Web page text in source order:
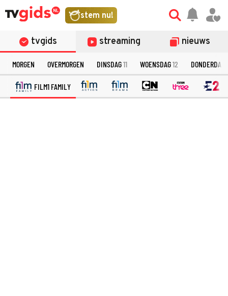
stem nu!
tvgids streaming nieuws
MORGEN OVERMORGEN DINSDAG11 WOENSDAG12 DONDERDAG
FILM1 FAMILY